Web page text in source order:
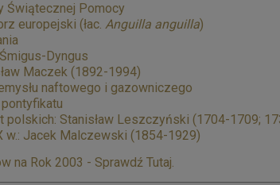
Świątecznej Pomocy
europejski (łac. Anguilla anguilla)
Dyngus
Maczek (1892-1994)
naftowego i gazowniczego
polskich: Stanisław Leszczyński (1704-1709;
w.: Jacek Malczewski (1854-1929)
na Rok 2003 - Sprawdź Tutaj.